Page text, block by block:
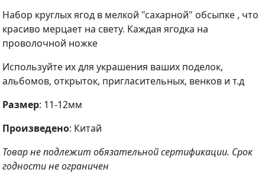
Набор круглых ягод в мелкой "сахарной" обсыпке , что
красиво мерцает на свету. Каждая ягодка на
проволочной ножке
Используйте их для украшения ваших поделок,
альбомов, открыток, пригласительных, венков и т.д
Размер: 11-12мм
Произведено: Китай
Товар не подлежит обязательной сертификации. Срок
годности не ограничен